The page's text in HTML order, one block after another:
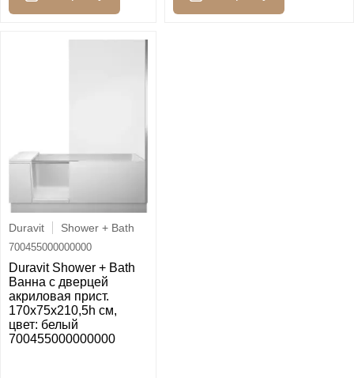
Duravit Shower + Bath
700455000000000
Duravit Shower + Bath
Ванна с дверцей
акриловая прист.
170х75x210,5h см,
цвет: белый
700455000000000